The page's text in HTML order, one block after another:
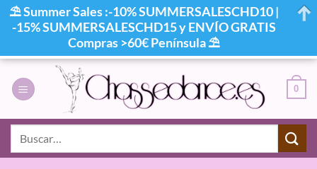
contenido
0
⛱ Summer Sales :-10% SUMMERSALESCHD10 |
-15% SUMMERSALESCHD15 y ENVÍO GRATIS
Compras >60€ Península ⛱